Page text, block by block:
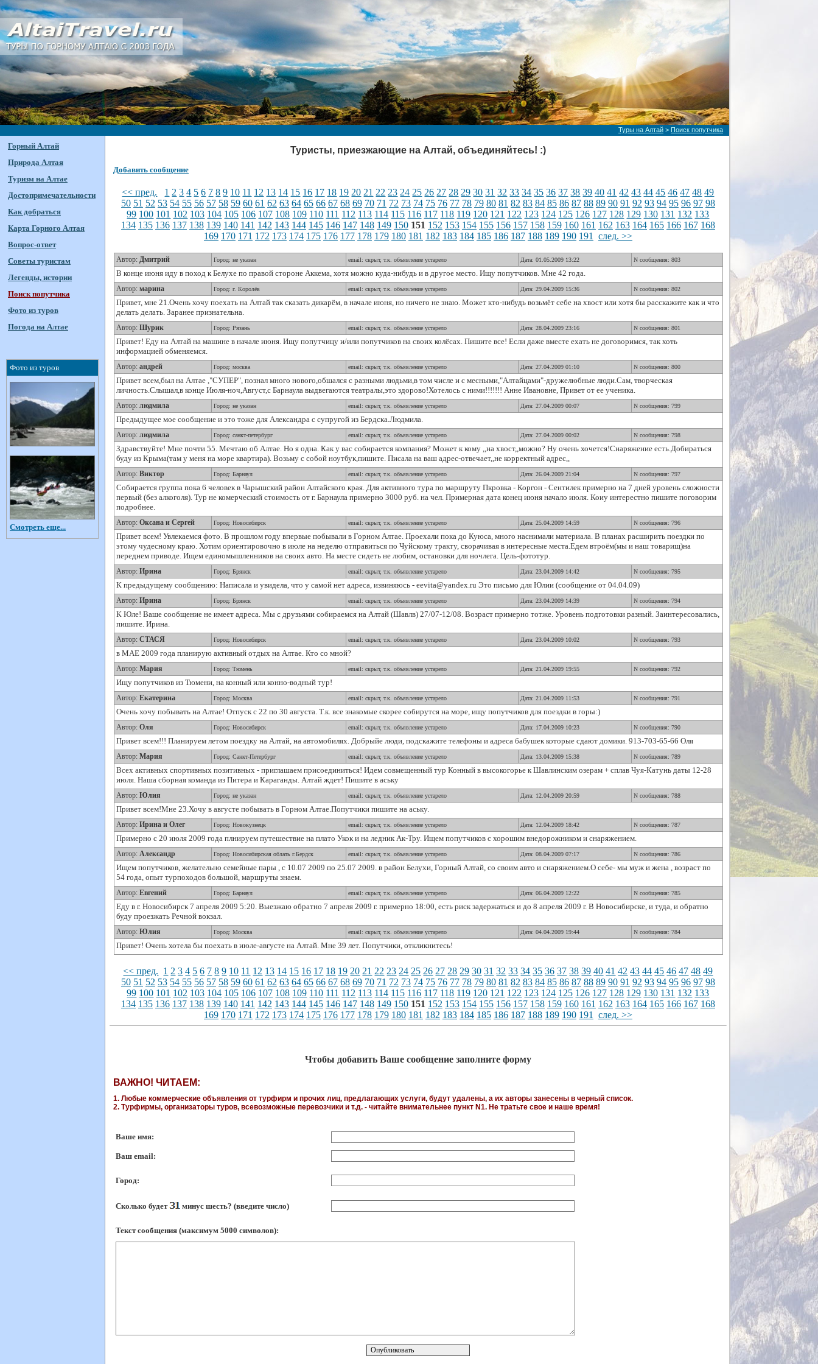
Туры на Алтай > Поиск попутчика
Горный Алтай
Природа Алтая
Туризм на Алтае
Достопримечательности
Как добраться
Карта Горного Алтая
Вопрос-ответ
Советы туристам
Легенды, истории
Поиск попутчика
Фото из туров
Погода на Алтае
Фото из туров
Смотреть еще...
Туристы, приезжающие на Алтай, объединяйтесь! :)
Добавить сообщение
<< пред. 1 2 3 4 5 6 7 8 9 10 11 12 13 14 15 16 17 18 19 20 21 22 23 24 25 26 27 28 29 30 31 32 33 34 35 36 37 38 39 40 41 42 43 44 45 46 47 48 49
50 51 52 53 54 55 56 57 58 59 60 61 62 63 64 65 66 67 68 69 70 71 72 73 74 75 76 77 78 79 80 81 82 83 84 85 86 87 88 89 90 91 92 93 94 95 96 97 98
99 100 101 102 103 104 105 106 107 108 109 110 111 112 113 114 115 116 117 118 119 120 121 122 123 124 125 126 127 128 129 130 131 132 133
134 135 136 137 138 139 140 141 142 143 144 145 146 147 148 149 150 151 152 153 154 155 156 157 158 159 160 161 162 163 164 165 166 167 168
169 170 171 172 173 174 175 176 177 178 179 180 181 182 183 184 185 186 187 188 189 190 191 след. >>
Автор: Дмитрий Город: не указан email: скрыт, т.к. объявление устарело Дата: 01.05.2009 13:22 N сообщения: 803
В конце июня иду в поход к Белухе по правой стороне Аккема, хотя можно куда-нибудь и в другое место. Ищу попутчиков. Мне 42 года.
Автор: марина Город: г. Королёв email: скрыт, т.к. объявление устарело Дата: 29.04.2009 15:36 N сообщения: 802
Привет, мне 21.Очень хочу поехать на Алтай так сказать дикарём, в начале июня, но ничего не знаю. Может кто-нибудь возьмёт себе на хвост или хотя бы расскажите как и что
делать делать. Заранее признательна.
Автор: Шурик Город: Рязань email: скрыт, т.к. объявление устарело Дата: 28.04.2009 23:16 N сообщения: 801
Привет! Еду на Алтай на машине в начале июня. Ищу попутчицу и/или попутчиков на своих колёсах. Пишите все! Если даже вместе ехать не договоримся, так хоть
информацией обменяемся.
Автор: андрей Город: москва email: скрыт, т.к. объявление устарело Дата: 27.04.2009 01:10 N сообщения: 800
Привет всем,был на Алтае ,"СУПЕР", познал много нового,обшался с разными людьми,в том числе и с месными,"Алтайцами"-дружелюбные люди.Сам, творческая
личность.Слышал,в конце Июля-ноч,Август,с Барнаула выдвегаются театралы,это здорово!Хотелось с ними!!!!!!! Анне Ивановне, Привет от ее ученика.
Автор: людмила Город: не указан email: скрыт, т.к. объявление устарело Дата: 27.04.2009 00:07 N сообщения: 799
Предыдущее мое сообщение и это тоже для Александра с супругой из Бердска.Людмила.
Автор: людмила Город: санкт-петербург email: скрыт, т.к. объявление устарело Дата: 27.04.2009 00:02 N сообщения: 798
Здравствуйте! Мне почти 55. Мечтаю об Алтае. Но я одна. Как у вас собирается компания? Может к кому ,,на хвост,,можно? Ну очень хочется!Снаряжение есть.Добираться
буду из Крыма(там у меня на море квартира). Возьму с собой ноутбук,пишите. Писала на ваш адрес-отвечает,,не корректный адрес,,
Автор: Виктор Город: Барнаул email: скрыт, т.к. объявление устарело Дата: 26.04.2009 21:04 N сообщения: 797
Собирается группа пока 6 человек в Чарышский район Алтайского края. Для активного тура по маршруту Пкровка - Коргон - Сентилек примерно на 7 дней уровень сложности
первый (без алкоголя). Тур не комерческий стоимость от г. Барнаула примерно 3000 руб. на чел. Примерная дата конец июня начало июля. Коиу интерестно пишите поговорим
подробнее.
Автор: Оксана и Сергей Город: Новосибирск email: скрыт, т.к. объявление устарело Дата: 25.04.2009 14:59 N сообщения: 796
Привет всем! Увлекаемся фото. В прошлом году впервые побывали в Горном Алтае. Проехали пока до Куюса, много наснимали материала. В планах расширить поездки по
этому чудесному краю. Хотим ориентировочно в июле на неделю отправиться по Чуйскому тракту, сворачивая в интересные места.Едем втроём(мы и наш товарищ)на
переднем приводе. Ищем единомышленников на своих авто. На месте сидеть не любим, остановки для ночлега. Цель-фототур.
Автор: Ирина Город: Брянск email: скрыт, т.к. объявление устарело Дата: 23.04.2009 14:42 N сообщения: 795
К предыдущему сообщению: Написала и увидела, что у самой нет адреса, извиняюсь - eevita@yandex.ru Это письмо для Юлии (сообщение от 04.04.09)
Автор: Ирина Город: Брянск email: скрыт, т.к. объявление устарело Дата: 23.04.2009 14:39 N сообщения: 794
К Юле! Ваше сообщение не имеет адреса. Мы с друзьями собираемся на Алтай (Шавлв) 27/07-12/08. Возраст примерно тотже. Уровень подготовки разный. Заинтересовались,
пишите. Ирина.
Автор: СТАСЯ Город: Новосибирск email: скрыт, т.к. объявление устарело Дата: 23.04.2009 10:02 N сообщения: 793
в МАЕ 2009 года планирую активный отдых на Алтае. Кто со мной?
Автор: Мария Город: Тюмень email: скрыт, т.к. объявление устарело Дата: 21.04.2009 19:55 N сообщения: 792
Ищу попутчиков из Тюмени, на конный или конно-водный тур!
Автор: Екатерина Город: Москва email: скрыт, т.к. объявление устарело Дата: 21.04.2009 11:53 N сообщения: 791
Очень хочу побывать на Алтае! Отпуск с 22 по 30 августа. Т.к. все знакомые скорее собирутся на море, ищу попутчиков для поездки в горы:)
Автор: Оля Город: Новосибирск email: скрыт, т.к. объявление устарело Дата: 17.04.2009 10:23 N сообщения: 790
Привет всем!!! Планируем летом поездку на Алтай, на автомобилях. Добрыйе люди, подскажите телефоны и адреса бабушек которые сдают домики. 913-703-65-66 Оля
Автор: Мария Город: Санкт-Петербург email: скрыт, т.к. объявление устарело Дата: 13.04.2009 15:38 N сообщения: 789
Всех активных спортивных позитивных - приглашаем присоединиться! Идем совмещенный тур Конный в высокогорье к Шавлинским озерам + сплав Чуя-Катунь даты 12-28
июля. Наша сборная команда из Питера и Караганды. Алтай ждет! Пишите в аську
Автор: Юлия Город: не указан email: скрыт, т.к. объявление устарело Дата: 12.04.2009 20:59 N сообщения: 788
Привет всем!Мне 23.Хочу в августе побывать в Горном Алтае.Попутчики пишите на аську.
Автор: Ирина и Олег Город: Новокузнецк email: скрыт, т.к. объявление устарело Дата: 12.04.2009 18:42 N сообщения: 787
Примерно с 20 июля 2009 года плнируем путешествие на плато Укок и на ледник Ак-Тру. Ищем попутчиков с хорошим внедорожником и снаряжением.
Автор: Александр Город: Новосибирская облать г.Бердск email: скрыт, т.к. объявление устарело Дата: 08.04.2009 07:17 N сообщения: 786
Ищем попутчиков, желательно семейные пары , с 10.07 2009 по 25.07 2009. в район Белухи, Горный Алтай, со своим авто и снаряжением.О себе- мы муж и жена , возраст по
54 года, опыт турпоходов большой, маршруты знаем.
Автор: Евгений Город: Барнаул email: скрыт, т.к. объявление устарело Дата: 06.04.2009 12:22 N сообщения: 785
Еду в г. Новосибирск 7 апреля 2009 5:20. Выезжаю обратно 7 апреля 2009 г. примерно 18:00, есть риск задержаться и до 8 апреля 2009 г. В Новосибирске, и туда, и обратно
буду проезжать Речной вокзал.
Автор: Юлия Город: Москва email: скрыт, т.к. объявление устарело Дата: 04.04.2009 19:44 N сообщения: 784
Привет! Очень хотела бы поехать в июле-августе на Алтай. Мне 39 лет. Попутчики, откликнитесь!
<< пред. 1 2 3 4 5 6 7 8 9 10 11 12 13 14 15 16 17 18 19 20 21 22 23 24 25 26 27 28 29 30 31 32 33 34 35 36 37 38 39 40 41 42 43 44 45 46 47 48 49
50 51 52 53 54 55 56 57 58 59 60 61 62 63 64 65 66 67 68 69 70 71 72 73 74 75 76 77 78 79 80 81 82 83 84 85 86 87 88 89 90 91 92 93 94 95 96 97 98
99 100 101 102 103 104 105 106 107 108 109 110 111 112 113 114 115 116 117 118 119 120 121 122 123 124 125 126 127 128 129 130 131 132 133
134 135 136 137 138 139 140 141 142 143 144 145 146 147 148 149 150 151 152 153 154 155 156 157 158 159 160 161 162 163 164 165 166 167 168
169 170 171 172 173 174 175 176 177 178 179 180 181 182 183 184 185 186 187 188 189 190 191 след. >>
Чтобы добавить Ваше сообщение заполните форму
ВАЖНО! ЧИТАЕМ:
1. Любые коммерческие объявления от турфирм и прочих лиц, предлагающих услуги, будут удалены, а их авторы занесены в черный список.
2. Турфирмы, организаторы туров, всевозможные перевозчики и т.д. - читайте внимательнее пункт N1. Не тратьте свое и наше время!
Ваше имя:
Ваш еmail:
Город:
Сколько будет минус шесть? (введите число)
Текст сообщения (максимум 5000 символов):